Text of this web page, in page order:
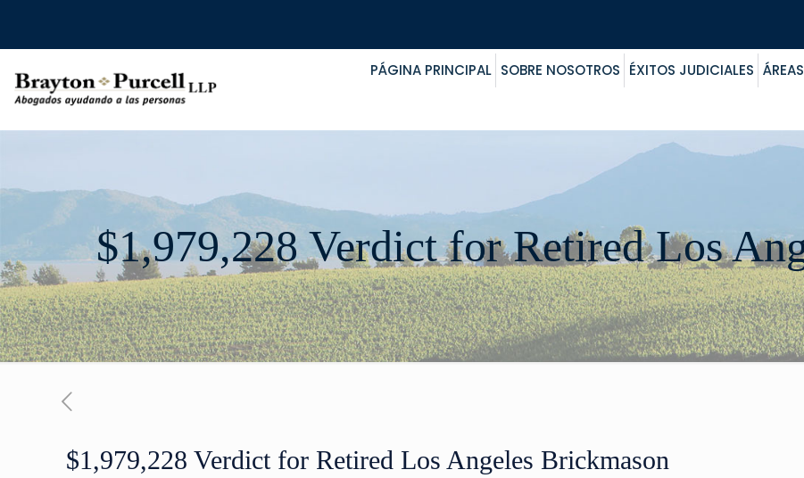
PÁGINA PRINCIPAL SOBRE NOSOTROS ÉXITOS JUDICIALES
$1,979,228 Verdict for Retired Los
$1,979,228 Verdict for Retired Los Angeles Brickmason